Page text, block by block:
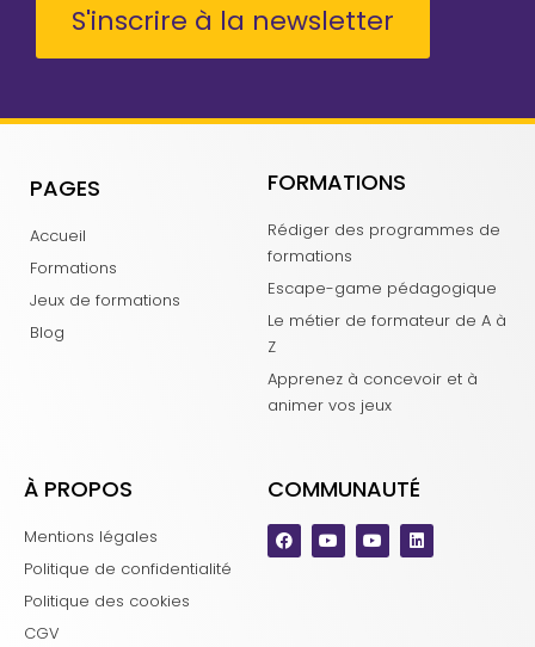
S'inscrire à la newsletter
PAGES
Accueil
Formations
Jeux de formations
Blog
FORMATIONS
Rédiger des programmes de
formations
Escape-game pédagogique
Le métier de formateur de A à
Z
Apprenez à concevoir et à
animer vos jeux
À PROPOS
Mentions légales
Politique de confidentialité
Politique des cookies
CGV
COMMUNAUTÉ